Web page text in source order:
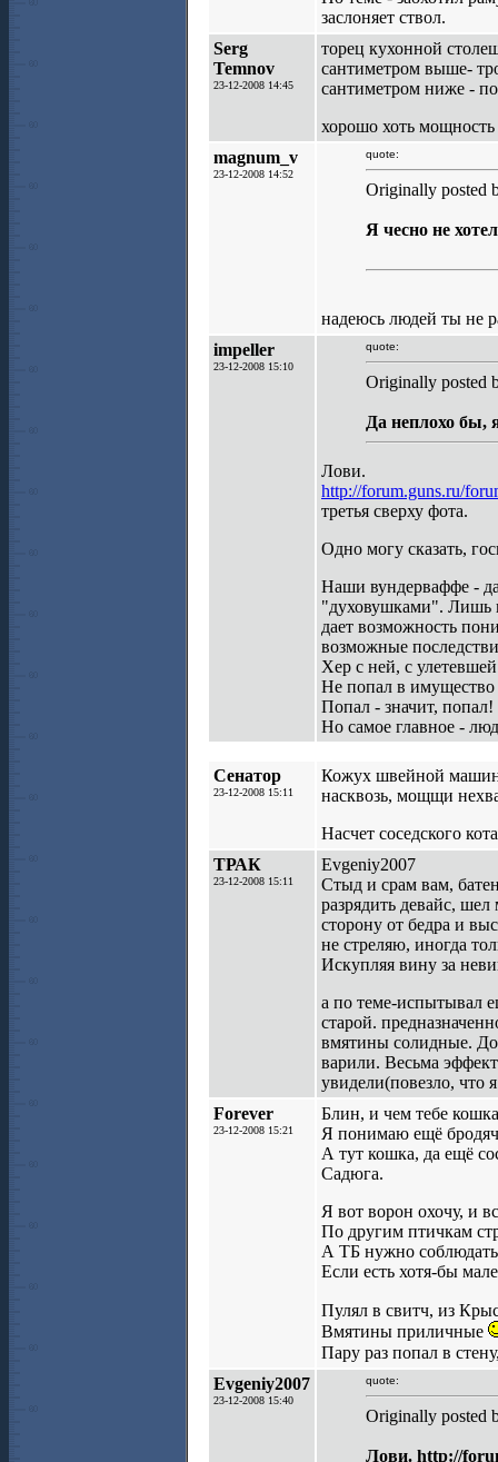
заслоняет ствол.
Serg
Temnov
23-12-2008 14:45
торец кухонной
сантиметром выше-
сантиметром ниже -
хорошо хоть
magnum_v
23-12-2008 14:52
quote:
Originally posted
Я чесно не
надеюсь людей ты не
impeller
23-12-2008 15:10
quote:
Originally posted
Да неплохо бы,
Лови.
http://forum.guns.ru/
третья сверху фота.
Одно могу сказать,
Наши вундерваффе -
"духовушками". Лишь
дает возможность
возможные
Хер с ней, с
Не попал в имущество
Попал - значит, попал!
Но самое главное -
Сенатор
23-12-2008 15:11
Кожух швейной
насквозь, мощщи
Насчет соседского
ТРАК
23-12-2008 15:11
Evgeniy2007
Стыд и срам вам,
разрядить девайс,
сторону от бедра и
не стреляю, иногда
Искупляя вину за
а по теме-испытывал
старой.
вмятины солидные. До
варили. Весьма
увидели(повезло, что
Forever
23-12-2008 15:21
Блин, и чем тебе
Я понимаю ещё
А тут кошка, да ещё
Садюга.
Я вот ворон охочу, и
По другим птичкам
А ТБ нужно соблюдать
Если есть хотя-бы
Пулял в свитч, из
Вмятины приличные
Пару раз попал в
Evgeniy2007
23-12-2008 15:40
quote:
Originally posted
Лови. http://